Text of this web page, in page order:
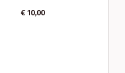
€ 10,00